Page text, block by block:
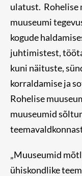
ulatust. Rohelise
muuseumi
kogude
juhtimistest,
kuni näituste,
korraldamise ja s
Rohelise
muuseumid
„Muuseumid
ühiskondlike